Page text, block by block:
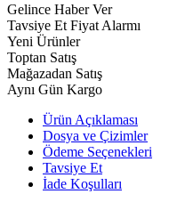
Gelince Haber Ver
Tavsiye Et Fiyat Alarmı
Yeni Ürünler
Toptan Satış
Mağazadan Satış
Aynı Gün Kargo
Ürün Açıklaması
Dosya ve Çizimler
Ödeme Seçenekleri
Tavsiye Et
İade Koşulları